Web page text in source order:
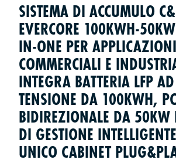
SISTEMA DI ACCUMULO
EVERCORE 100KWH-
IN-ONE PER APPLICAZIONI
COMMERCIALI E
INTEGRA BATTERIA LFP
TENSIONE DA 100KWH,
BIDIREZIONALE DA 50KW
DI GESTIONE
UNICO CABINET